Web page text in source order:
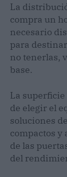
La
compra un
necesario
para
no tenerlas,
base.
La superficie
de elegir el
soluciones
compactos y
de las
del